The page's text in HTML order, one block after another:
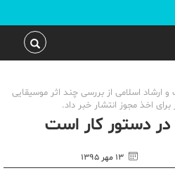
ارشاد اسلامی از بررسی چند اثر موسیقایی
اخذ مجوز انتشار خبر داد.
در دستور کار است
۱۳ مهر ۱۳۹۵